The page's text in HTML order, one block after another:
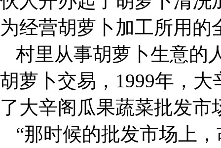
为经营胡萝卜加工所用的
村里从事胡萝卜生意的
胡萝卜交易，1999年，
了大辛阁瓜果蔬菜批发市
“那时候的批发市场上